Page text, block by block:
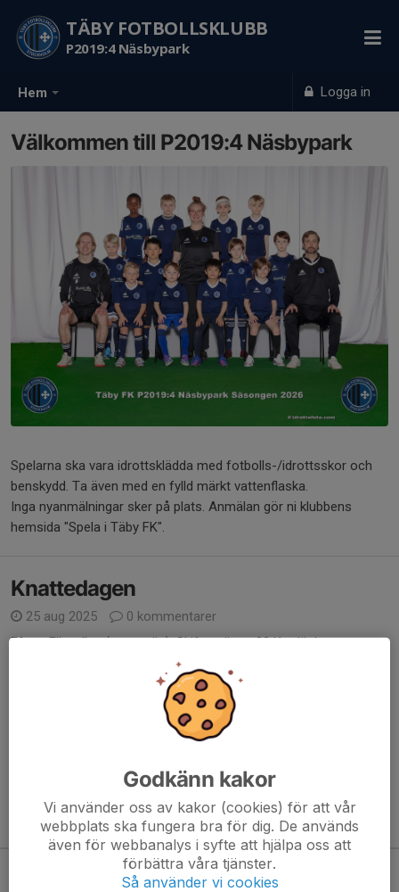
Hem Logga in
TÄBY FOTBOLLSKLUBB
P2019:4 Näsbypark
Välkommen till P2019:4 Näsbypark
Spelarna ska vara idrottsklädda med fotbolls-/idrottsskor och
benskydd. Ta även med en fylld märkt vattenflaska.
Inga nyanmälningar sker på plats. Anmälan gör ni klubbens
hemsida "Spela i Täby FK".
Knattedagen
25 aug 2025
0 kommentarer
Plats:Ellavallen (naturgräs), Skiftesvägen 83Kartlänk
Matcherna spelas på två planer:
4 utespelare och 1 målvakt per lag på
Kommande aktiviteter
Utomhusträning
Kryssarvallen
Godkänn kakor
Vi använder oss av kakor (cookies) för att vår
webbplats ska fungera bra för dig. De används
även för webbanalys i syfte att hjälpa oss att
förbättra våra tjänster.
Så använder vi cookies